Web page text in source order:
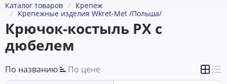
Каталог товаров
Крепеж
Крепежные изделия Wkret-Met /Польша/
Крючок-костыль PX с
дюбелем
По названию
По цене